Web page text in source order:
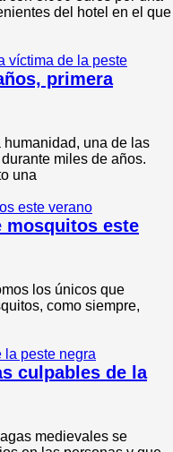
del hotel en el que
primera
humanidad, una de las
miles de años.
una
mosquitos este
los únicos que
como siempre,
culpables de la
medievales se